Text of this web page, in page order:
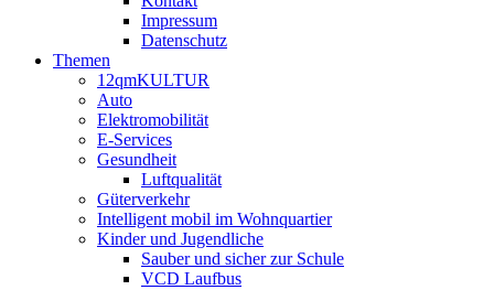
Impressum
Datenschutz
Themen
12qmKULTUR
Auto
Elektromobilität
E-Services
Gesundheit
Luftqualität
Güterverkehr
Intelligent mobil im Wohnquartier
Kinder und Jugendliche
Sauber und sicher zur Schule
VCD Laufbus